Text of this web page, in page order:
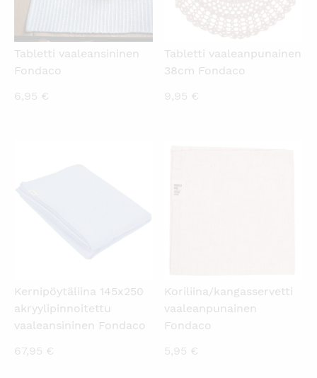
Tabletti vaaleansininen
Fondaco
6,95 €
Tabletti vaaleanpunainen
38cm Fondaco
9,95 €
Kernipöytäliina 145x250
akryylipinnoitettu
vaaleansininen Fondaco
67,95 €
Koriliina/kangasservetti
vaaleanpunainen
Fondaco
5,95 €